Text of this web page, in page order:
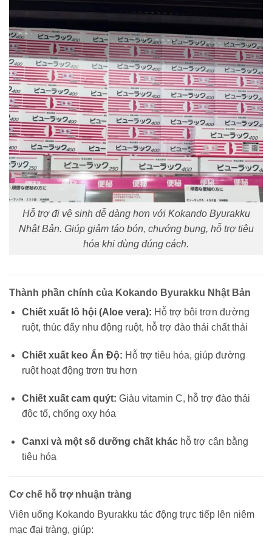
Hỗ trợ đi vệ sinh dễ dàng hơn với Kokando Byurakku
Nhật Bản. Giúp giảm táo bón, chướng bụng, hỗ trợ tiêu
hóa khi dùng đúng cách.
Thành phần chính của Kokando Byurakku Nhật Bản
Chiết xuất lô hội (Aloe vera): Hỗ trợ bôi trơn đường
ruột, thúc đẩy nhu động ruột, hỗ trợ đào thải chất thải
Chiết xuất keo Ấn Độ: Hỗ trợ tiêu hóa, giúp đường
ruột hoạt động trơn tru hơn
Chiết xuất cam quýt: Giàu vitamin C, hỗ trợ đào thải
độc tố, chống oxy hóa
Canxi và một số dưỡng chất kháchỗ trợ cân bằng
tiêu hóa
Cơ chế hỗ trợ nhuận tràng
Viên uống Kokando Byurakku tác động trực tiếp lên niêm
mạc đại tràng, giúp: